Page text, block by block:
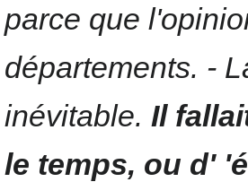
parce que
départements. -
inévitable. Il
le temps, ou d'